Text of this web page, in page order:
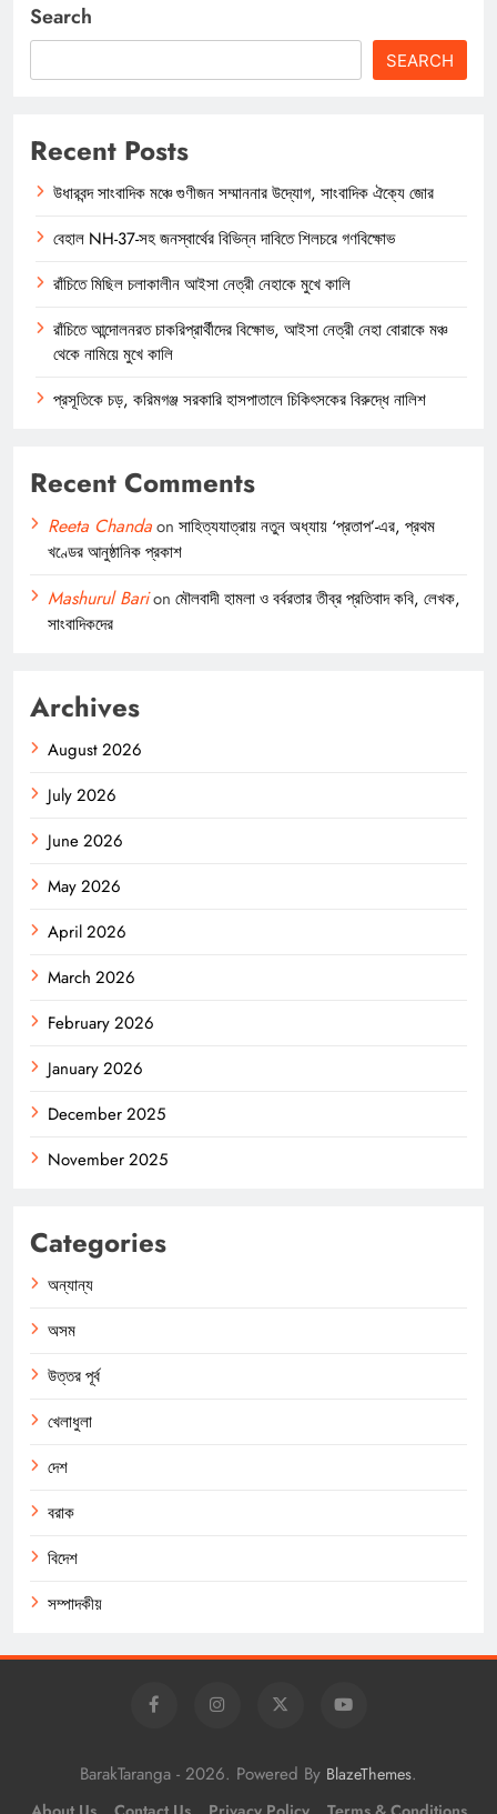
Search
SEARCH
Recent Posts
উধারবন্দ সাংবাদিক মঞ্চে গুণীজন সম্মাননার উদ্যোগ, সাংবাদিক ঐক্যে জোর
বেহাল NH-37-সহ জনস্বার্থের বিভিন্ন দাবিতে শিলচরে গণবিক্ষোভ
রাঁচিতে মিছিল চলাকালীন আইসা নেত্রী নেহাকে মুখে কালি
রাঁচিতে আন্দোলনরত চাকরিপ্রার্থীদের বিক্ষোভ, আইসা নেত্রী নেহা বোরাকে মঞ্চ
থেকে নামিয়ে মুখে কালি
প্রসূতিকে চড়, করিমগঞ্জ সরকারি হাসপাতালে চিকিৎসকের বিরুদ্ধে নালিশ
Recent Comments
Reeta Chandaon সাহিত্যযাত্রায় নতুন অধ্যায় ‘প্রতাপ’-এর, প্রথম
খণ্ডের আনুষ্ঠানিক প্রকাশ
Mashurul Barion মৌলবাদী হামলা ও বর্বরতার তীব্র প্রতিবাদ কবি, লেখক,
সাংবাদিকদের
Archives
August 2026
July 2026
June 2026
May 2026
April 2026
March 2026
February 2026
January 2026
December 2025
November 2025
Categories
অন্যান্য
অসম
উত্তর পূর্ব
খেলাধুলা
দেশ
বরাক
বিদেশ
সম্পাদকীয়
BarakTaranga - 2026. Powered By BlazeThemes.